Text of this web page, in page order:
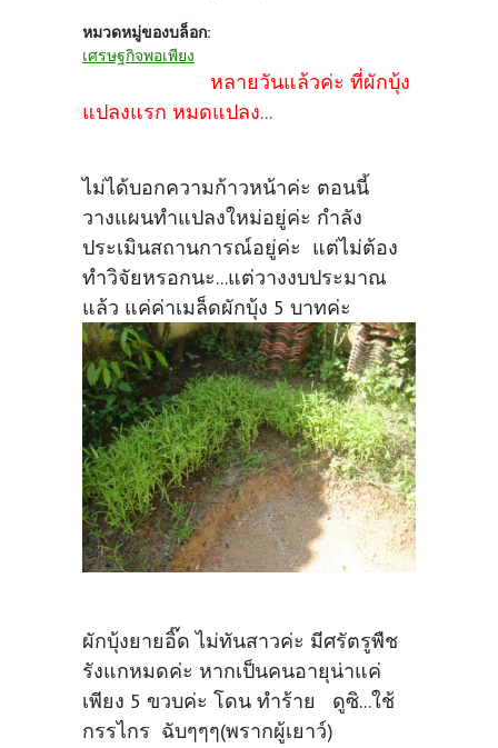
หมวดหมู่ของบล็อก:
เศรษฐกิจพอเพียง
หลายวันแล้วค่ะ ที่ผักบุ้ง
แปลงแรก หมดแปลง...
ไม่ได้บอกความก้าวหน้าค่ะ ตอนนี้
วางแผนทำแปลงใหม่อยู่ค่ะ กำลัง
ประเมินสถานการณ์อยู่ค่ะ แต่ไม่ต้อง
ทำวิจัยหรอกนะ...แต่วางงบประมาณ
แล้ว แค่ค่าเมล็ดผักบุ้ง 5 บาทค่ะ
ผักบุ้งยายอิ๊ด ไม่ทันสาวค่ะ มีศรัตรูพืช
รังแกหมดค่ะ หากเป็นคนอายุน่าแค่
เพียง 5 ขวบค่ะ โดน ทำร้าย ดูซิ...ใช้
กรรไกร ฉับๆๆๆ(พรากผู้เยาว์)